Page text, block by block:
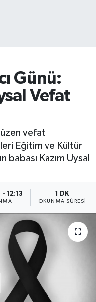
Günü:
Vefat
üzen vefat
Eğitim ve Kültür
babası Kazım Uysal
- 12:13 1 DK
OKUNMA SÜRESI